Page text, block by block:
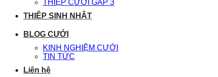
THIỆP CƯỚI GẤP 3
THIỆP SINH NHẬT
BLOG CƯỚI
KINH NGHIỆM CƯỚI
TIN TỨC
Liên hệ